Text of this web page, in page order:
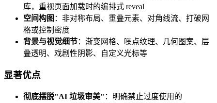
库，重视页面加载时的编排式 reveal
空间构图 ：非对称布局、重叠元素、对角线流、打破网
格或控制密度
背景与视觉细节：渐变网格、噪点纹理、几何图案、层
叠透明、戏剧性阴影、自定义光标等
显著优点
彻底摆脱"AI 垃圾审美" ：明确禁止过度使用的